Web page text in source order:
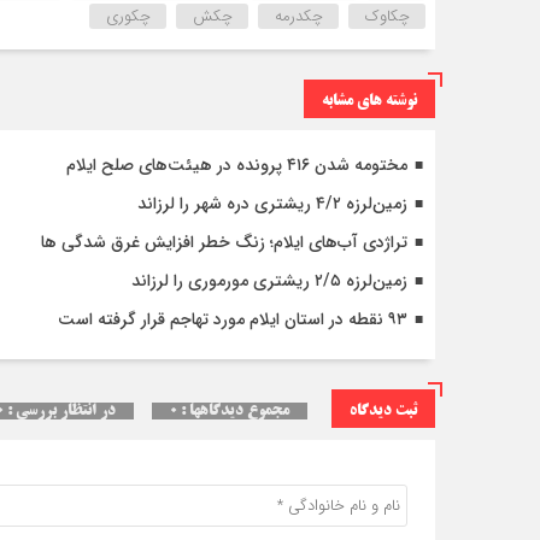
چکاوک
چکدرمه چکش چکوری
نوشته های مشابه
مختومه شدن ۴۱۶ پرونده در هیئت‌های صلح ایلام
زمین‌لرزه ۴/۲ ریشتری دره شهر را لرزاند
تراژدی آب‌های ایلام؛ زنگ خطر افزایش غرق شدگی ها
زمین‌لرزه ۲/۵ ریشتری مورموری را لرزاند
۹۳ نقطه در استان ایلام مورد تهاجم قرار گرفته است
ثبت دیدگاه مجموع دیدگاهها : ۰ در انتظار بررسی : ۰